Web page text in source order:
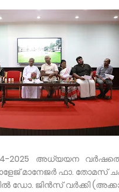
അധ്യയന
മാനേജർ ഫാ. തോമസ്
ഡോ. ജിൻസ് വർക്കി